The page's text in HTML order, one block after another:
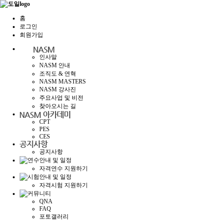
홈
로그인
회원가입
인사말
NASM 안내
조직도 & 연혁
NASM MASTERS
NASM 강사진
주요사업 및 비전
찾아오시는 길
CPT
PES
CES
공지사항
자격연수 지원하기
자격시험 지원하기
QNA
FAQ
포토갤러리